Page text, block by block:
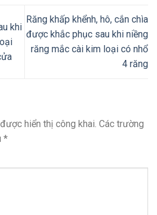
khi
Răng khấp khểnh, hô, cắn chìa
được khắc phục sau khi niềng
răng mắc cài kim loại có nhổ
4 răng
hiển thị công khai. Các trường
*